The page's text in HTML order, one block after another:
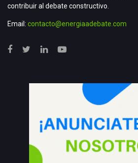
contribuir al debate constructivo.
Email: contacto@energiaadebate.com